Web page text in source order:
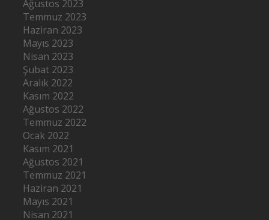
Ağustos 2023
Temmuz 2023
Haziran 2023
Mayıs 2023
Nisan 2023
Şubat 2023
Aralık 2022
Kasım 2022
Ağustos 2022
Temmuz 2022
Ocak 2022
Kasım 2021
Ağustos 2021
Temmuz 2021
Haziran 2021
Mayıs 2021
Nisan 2021